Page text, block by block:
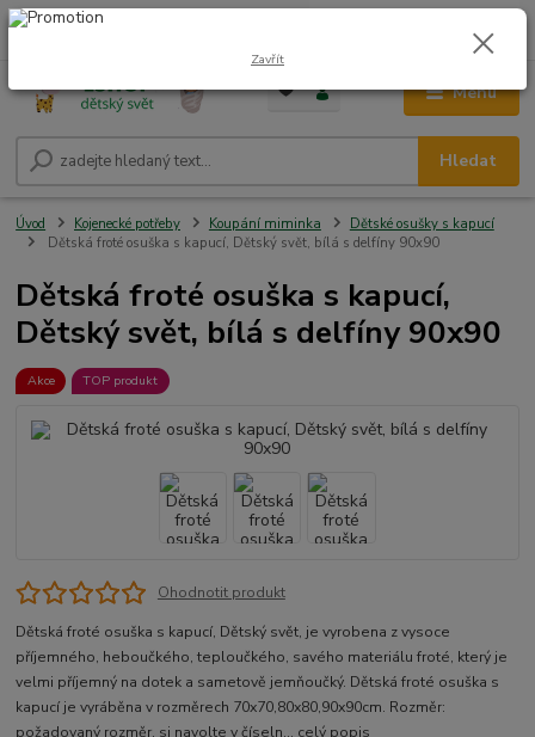
Menu
Hledat
+420 604 278 943 0,00 Kč
Úvod Kojenecké potřeby Koupání miminka
Dětské osušky s kapucí
Dětská froté osuška s kapucí, Dětský svět, bílá s delfíny 90x90
Dětská froté osuška s kapucí,
Dětský svět, bílá s delfíny 90x90
Akce TOP produkt
Ohodnotit produkt
Dětská froté osuška s kapucí, Dětský svět, je vyrobena z vysoce
příjemného, heboučkého, teploučkého, savého materiálu froté, který je
velmi příjemný na dotek a sametově jemňoučký. Dětská froté osuška s
kapucí je vyráběna v rozměrech 70x70,80x80,90x90cm. Rozměr:
požadovaný rozměr, si navolte v číseln... celý popis
Zavřít